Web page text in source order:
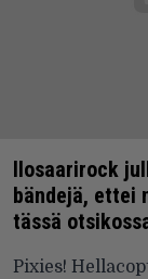
Ilosaarirock
bändejä, ettei
tässä
Pixies!